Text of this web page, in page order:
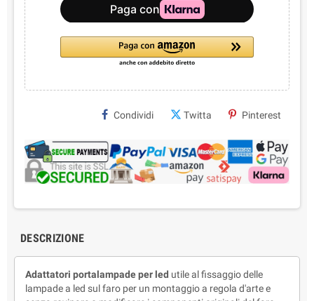
Condividi Twitta Pinterest
DESCRIZIONE
Adattatori portalampade per led utile al fissaggio delle
lampade a led sul faro per un montaggio a regola d'arte e